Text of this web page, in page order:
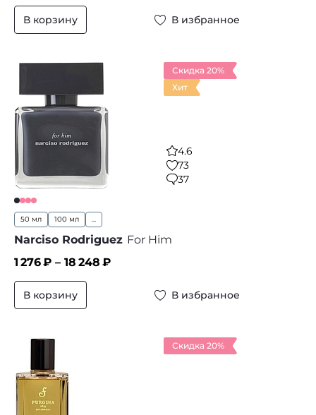
В корзину В избранное
Скидка 20%
Хит
4.6
73
37
50 мл 100 мл ...
Narciso Rodriguez For Him
1 276₽ – 18 248 ₽
В корзину В избранное
Скидка 20%